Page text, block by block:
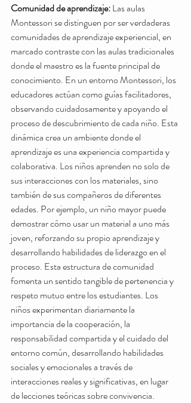
Comunidad de aprendizaje: Las aulas
Montessori se distinguen por ser verdaderas
comunidades de aprendizaje experiencial, en
marcado contraste con las aulas tradicionales
donde el maestro es la fuente principal de
conocimiento. En un entorno Montessori, los
educadores actúan como guías facilitadores,
observando cuidadosamente y apoyando el
proceso de descubrimiento de cada niño. Esta
dinámica crea un ambiente donde el
aprendizaje es una experiencia compartida y
colaborativa. Los niños aprenden no solo de
sus interacciones con los materiales, sino
también de sus compañeros de diferentes
edades. Por ejemplo, un niño mayor puede
demostrar cómo usar un material a uno más
joven, reforzando su propio aprendizaje y
desarrollando habilidades de liderazgo en el
proceso. Esta estructura de comunidad
fomenta un sentido tangible de pertenencia y
respeto mutuo entre los estudiantes. Los
niños experimentan diariamente la
importancia de la cooperación, la
responsabilidad compartida y el cuidado del
entorno común, desarrollando habilidades
sociales y emocionales a través de
interacciones reales y significativas, en lugar
de lecciones teóricas sobre convivencia.